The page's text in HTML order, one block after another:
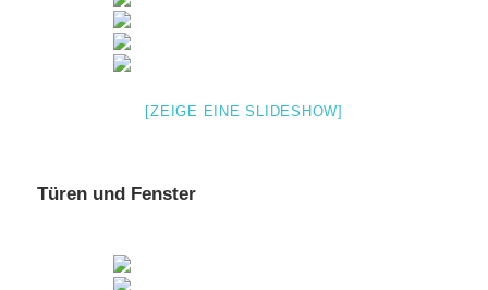
[ZEIGE EINE SLIDESHOW]
Türen und Fenster